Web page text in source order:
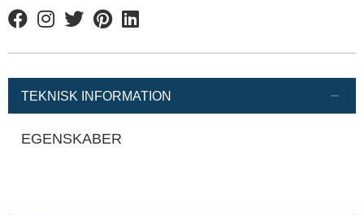
FacebookInstagram
TwitterPinterestLinkedin
TEKNISK INFORMATION
EGENSKABER